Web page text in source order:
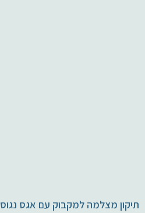
תיקון מצלמה למקבוק עם אגס נגוס 100% לקוחות מרוצים!